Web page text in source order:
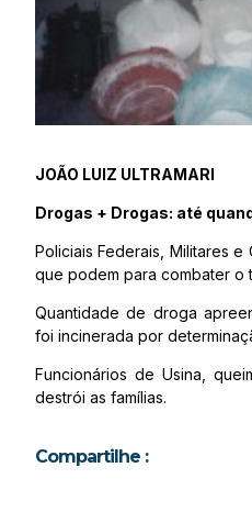
JOÃO LUIZ ULTRAMARI
Drogas + Drogas: até
Policiais Federais, Militares
que podem para combater o
Quantidade de droga
foi incinerada por
Funcionários de Usina,
destrói as famílias.
Compartilhe :